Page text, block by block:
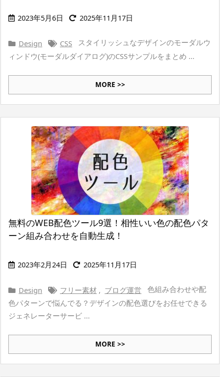
2023年5月6日 2025年11月17日
Design CSS
スタイリッシュなデザインのモーダルウ
ィンドウ(モーダルダイアログ)のCSSサンプルをまとめ ...
MORE >>
無料のWEB配色ツール9選！相性いい色の配色パタ
ーン組み合わせを自動生成！
2023年2月24日 2025年11月17日
Design フリー素材 , ブログ運営
色組み合わせや配
色パターンで悩んでる？デザインの配色選びをお任せできる
ジェネレーターサービ ...
MORE >>